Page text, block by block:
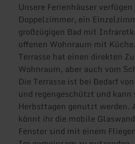
Unsere Ferienhäuser
Doppelzimmer, ein
großzügigen Bad mit
offenen Wohnraum mit
Terrasse hat einen direkten
Wohnraum, aber auch vom
Die Terrasse ist bei Bedarf
und regengeschützt und kann
Herbsttagen genutzt werden.
könnt ihr die mobile
Fenster sind mit einem